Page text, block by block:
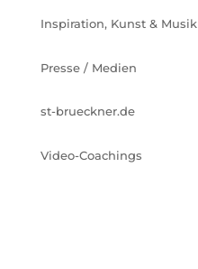
Inspiration, Kunst & Musik
Presse / Medien
st-brueckner.de
Video-Coachings